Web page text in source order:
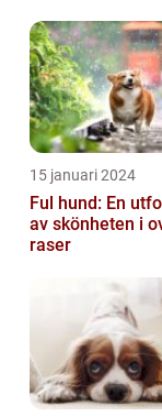
15 januari 2024
Ful hund: En
av skönheten i
raser